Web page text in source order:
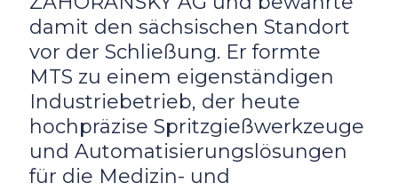
damit den sächsischen Standort
vor der Schließung. Er formte
MTS zu einem eigenständigen
Industriebetrieb, der heute
hochpräzise Spritzgießwerkzeuge
und Automatisierungslösungen
für die Medizin- und